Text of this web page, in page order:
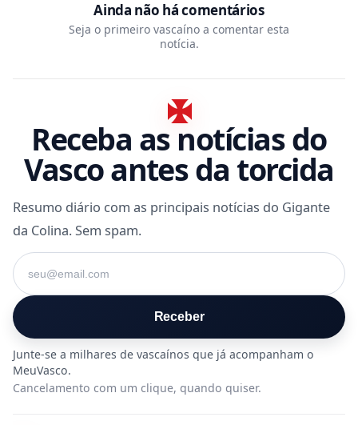
Ainda não há comentários
Seja o primeiro vascaíno a comentar esta
notícia.
Receba as notícias do
Vasco antes da torcida
Resumo diário com as principais notícias do Gigante
da Colina. Sem spam.
Seu e-mail
Receber
Cancelamento com um clique, quando quiser.